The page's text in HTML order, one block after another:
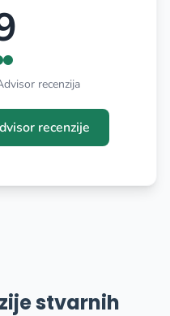
recenzija
recenzije
stvarnih